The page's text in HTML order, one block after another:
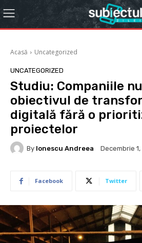
Acasă Uncategorized
UNCATEGORIZED
Studiu: Companiile
obiectivul de
digitală fără o
proiectelor
By Ionescu Andreea Decembrie
Facebook Twitter